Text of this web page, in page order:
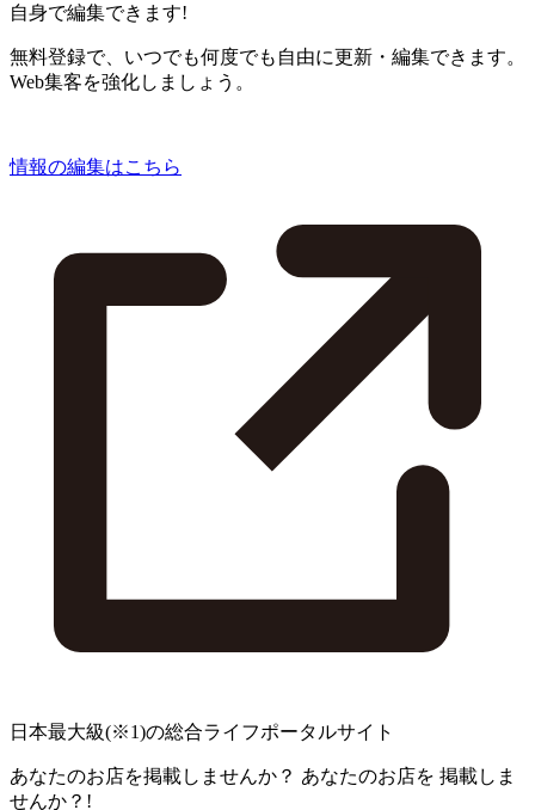
自身で編集できます!
無料登録で、いつでも何度でも自由に更新・編集できます。
Web集客を強化しましょう。
情報の編集はこちら
日本最大級(※1)の総合ライフポータルサイト
あなたのお店を掲載しませんか？ あなたのお店を 掲載しま
せんか？!